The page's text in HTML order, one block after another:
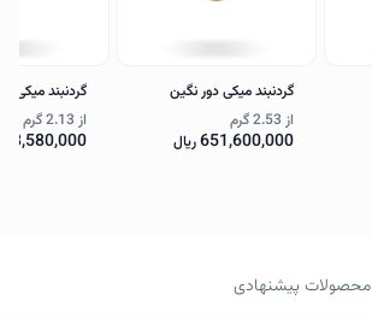
گردنبند میکی دور نگین
از 2.53 گرم
651,600,000ریال
گردنبند میکی
از 2.13 گرم
محصولات پیشنهادی